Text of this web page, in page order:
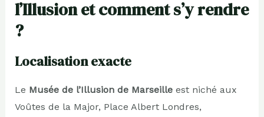
l’Illusion et comment s’y rendre
?
Localisation exacte
Le Musée de l’Illusion de Marseilleest niché aux
Voûtes de la Major, Place Albert Londres,